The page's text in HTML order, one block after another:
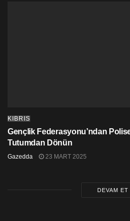
KIBRIS
Gençlik Federasyonu’ndan
Tutumdan Dönün
Gazedda 23 MART 2025
DEVAM ET